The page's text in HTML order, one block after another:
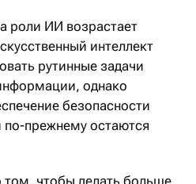
роли ИИ возрастает
интеллект
рутинные задачи
однако
безопасности
по-прежнему остаются